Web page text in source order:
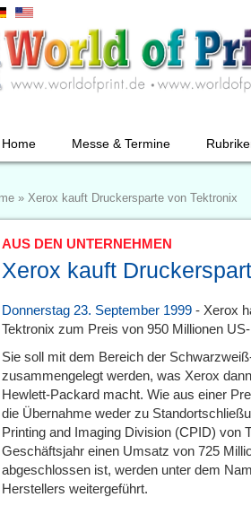
Home Messe & Termine
» Xerox kauft Druckersparte von Tektronix
AUS DEN UNTERNEHMEN
Xerox kauft
Donnerstag 23. September 1999 - Xerox
Tektronix zum Preis von 950 Millionen
Sie soll mit dem Bereich der
zusammengelegt werden, was Xerox
Hewlett-Packard macht. Wie aus einer
die Übernahme weder zu
Printing and Imaging Division (CPID) von
Geschäftsjahr einen Umsatz von 725
abgeschlossen ist, werden unter dem
Herstellers weitergeführt.